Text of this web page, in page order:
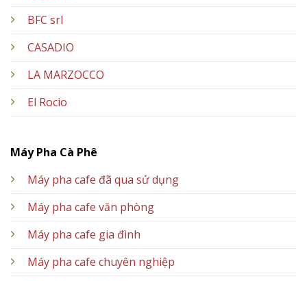
BFC srl
CASADIO
LA MARZOCCO
El Rocio
Máy Pha Cà Phê
Máy pha cafe đã qua sử dụng
Máy pha cafe văn phòng
Máy pha cafe gia đình
Máy pha cafe chuyên nghiệp